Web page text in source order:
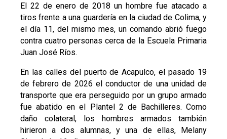
El 22 de enero de 2018 un hombre fue atacado a
tiros frente a una guardería en la ciudad de Colima, y
el día 11, del mismo mes, un comando abrió fuego
contra cuatro personas cerca de la Escuela Primaria
Juan José Ríos.
En las calles del puerto de Acapulco, el pasado 19
de febrero de 2026 el conductor de una unidad de
transporte que era perseguido por un grupo armado
fue abatido en el Plantel 2 de Bachilleres. Como
daño colateral, los hombres armados también
hirieron a dos alumnas, y una de ellas, Melany